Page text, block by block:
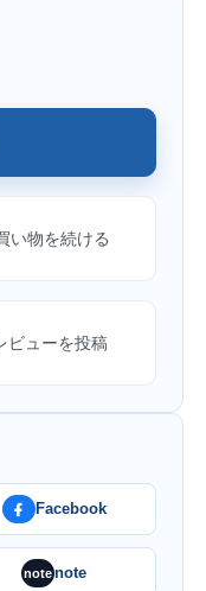
い物を続ける
ビューを投稿
Facebook
notenote